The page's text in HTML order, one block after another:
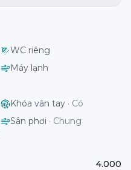
WC riêng
Máy lạnh
Khóa vân tay · Có
Sân phơi · Chung
4.000